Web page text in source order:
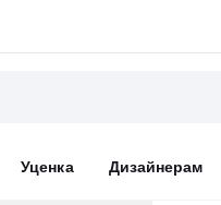
Уценка Дизайнерам